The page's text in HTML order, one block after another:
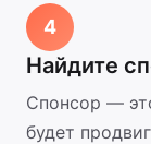
4
Найдите
Спонсор —
будет